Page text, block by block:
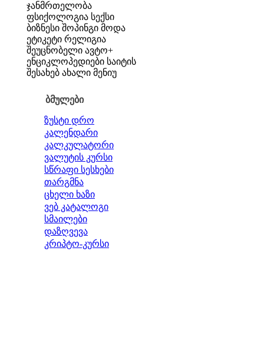
ჯანმრთელობა
ფსიქოლოგია სექსი
ბიზნესი შოპინგი მოდა
ეტიკეტი რელიგია
შეუცნობელი ავტო+
ენციკლოპედიები საიტის
შესახებ ახალი მენიუ
ბმულები
ზუსტი დრო
კალენდარი
კალკულატორი
ვალუტის კურსი
სწრაფი სესხები
თარგმნა
ცხელი ხაზი
ვებ კატალოგი
სმაილები
დაზღვევა
კრიპტო-კურსი